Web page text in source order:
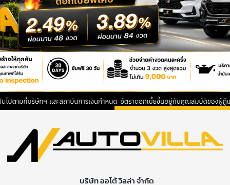
บริษัท ออโต้ วิลล่า จำกัด